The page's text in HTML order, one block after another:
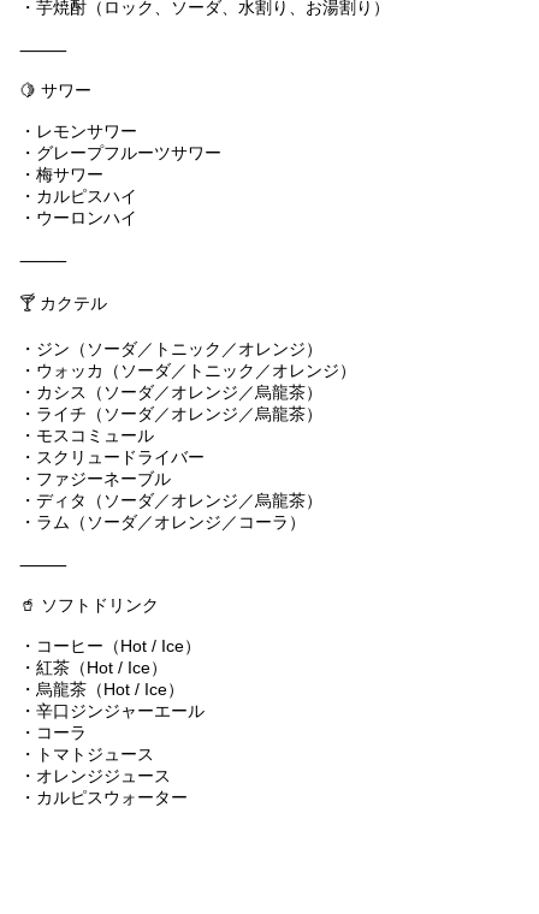
・芋焼酎（ロック、ソーダ、水割り、お湯割り）
⸻
🍋 サワー
・レモンサワー
・グレープフルーツサワー
・梅サワー
・カルピスハイ
・ウーロンハイ
⸻
🍸 カクテル
・ジン（ソーダ／トニック／オレンジ）
・ウォッカ（ソーダ／トニック／オレンジ）
・カシス（ソーダ／オレンジ／烏龍茶）
・ライチ（ソーダ／オレンジ／烏龍茶）
・モスコミュール
・スクリュードライバー
・ファジーネーブル
・ディタ（ソーダ／オレンジ／烏龍茶）
・ラム（ソーダ／オレンジ／コーラ）
⸻
🥤 ソフトドリンク
・コーヒー（Hot / Ice）
・紅茶（Hot / Ice）
・烏龍茶（Hot / Ice）
・辛口ジンジャーエール
・コーラ
・トマトジュース
・オレンジジュース
・カルピスウォーター